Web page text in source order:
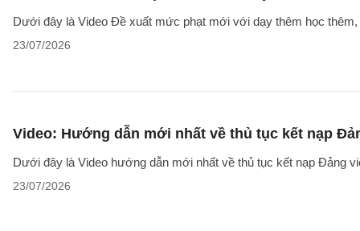
Dưới đây là Video Đề xuất mức phạt mới với dạy thêm học thêm,
23/07/2026
Video: Hướng dẫn mới nhất về thủ tục kết nạp
Dưới đây là Video hướng dẫn mới nhất về thủ tục kết nạp Đảng
23/07/2026